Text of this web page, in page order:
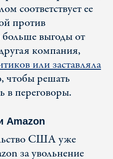
соответствует ее
против
выгоды от
компания,
или заставляла
чтобы решать
в переговоры.
Amazon
США уже
за увольнение